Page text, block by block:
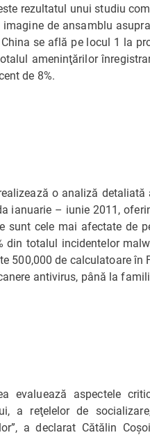
rezultatul unui studiu
de ansamblu
se află pe locul 1 la
ameninţărilor
de 8%.
o analiză
ianuarie – iunie 2011,
sunt cele mai afectate de
din totalul incidentelor
500,000 de calculatoare
antivirus, până la
evaluează aspectele
a reţelelor de
a declarat Cătălin